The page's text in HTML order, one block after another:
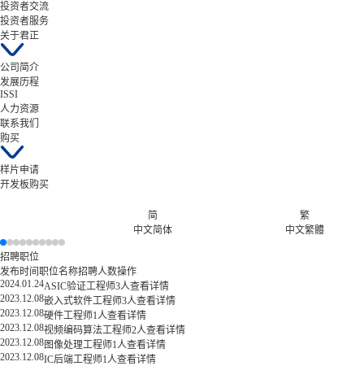
投资者交流
投资者服务
关于君正
公司简介
发展历程
ISSI
人力资源
联系我们
购买
样片申请
开发板购买
简
中文简体
繁
中文繁體
招聘职位
发布时间 职位名称招聘人数操作
2024.01.24ASIC验证工程师3人查看详情
2023.12.08嵌入式软件工程师3人查看详情
2023.12.08硬件工程师1人查看详情
2023.12.08视频编码算法工程师2人查看详情
2023.12.08图像处理工程师1人查看详情
2023.12.08IC后端工程师1人查看详情